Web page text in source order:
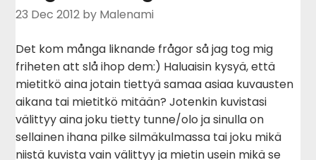
23 Dec 2012 by Malenami
Det kom många liknande frågor så jag tog mig
friheten att slå ihop dem:) Haluaisin kysyä, että
mietitkö aina jotain tiettyä samaa asiaa kuvausten
aikana tai mietitkö mitään? Jotenkin kuvistasi
välittyy aina joku tietty tunne/olo ja sinulla on
sellainen ihana pilke silmäkulmassa tai joku mikä
niistä kuvista vain välittyy ja mietin usein mikä se